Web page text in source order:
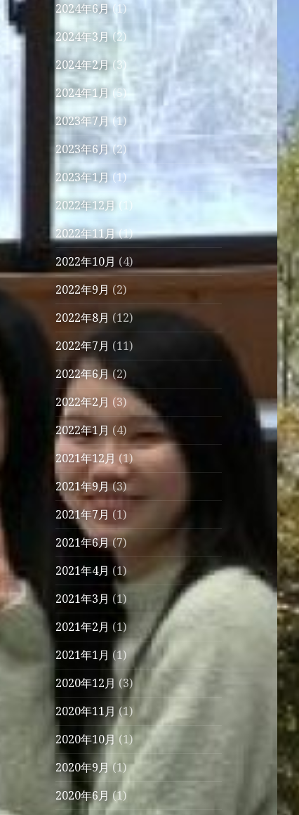
2024年6月(1)
2024年3月(2)
2024年2月(3)
2024年1月 (5)
2023年7月 (1)
2023年6月(2)
2023年1月 (1)
2022年12月 (1)
2022年11月(1)
2022年10月 (4)
2022年9月 (2)
2022年8月 (12)
2022年7月 (11)
2022年6月(2)
2022年2月 (3)
2022年1月 (4)
2021年12月 (1)
2021年9月(3)
2021年7月 (1)
2021年6月(7)
2021年4月 (1)
2021年3月 (1)
2021年2月 (1)
2021年1月 (1)
2020年12月 (3)
2020年11月 (1)
2020年10月 (1)
2020年9月(1)
2020年6月 (1)